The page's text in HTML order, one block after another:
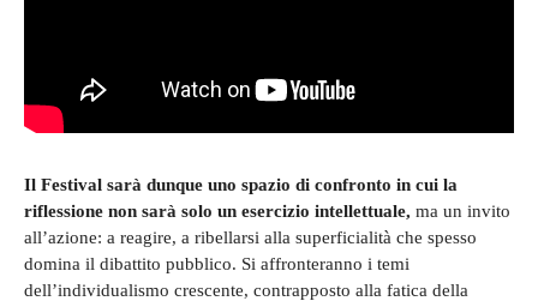
Il Festival sarà dunque uno spazio di confronto in cui la
riflessione non sarà solo un esercizio intellettuale, ma un invito
all’azione: a reagire, a ribellarsi alla superficialità che spesso
domina il dibattito pubblico. Si affronteranno i temi
dell’individualismo crescente, contrapposto alla fatica della